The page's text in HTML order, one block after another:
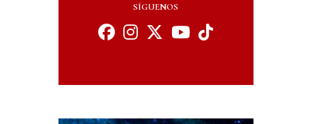
SÍGUENOS